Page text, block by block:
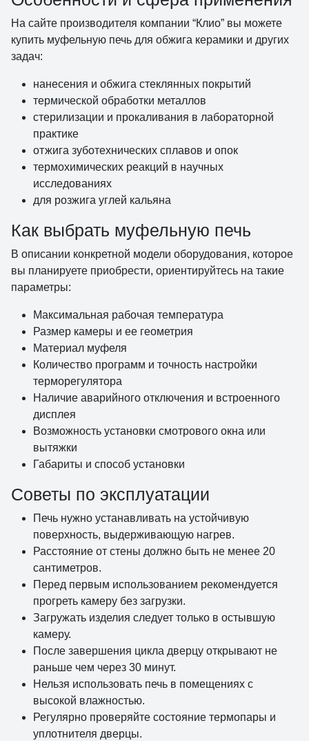
На сайте производителя компании “Клио” вы можете
купить муфельную печь для обжига керамики и других
задач:
нанесения и обжига стеклянных покрытий
термической обработки металлов
стерилизации и прокаливания в лабораторной
практике
отжига зуботехнических сплавов и опок
термохимических реакций в научных
исследованиях
для розжига углей кальяна
Как выбрать муфельную печь
В описании конкретной модели оборудования, которое
вы планируете приобрести, ориентируйтесь на такие
параметры:
Максимальная рабочая температура
Размер камеры и ее геометрия
Материал муфеля
Количество программ и точность настройки
терморегулятора
Наличие аварийного отключения и встроенного
дисплея
Возможность установки смотрового окна или
вытяжки
Габариты и способ установки
Советы по эксплуатации
Печь нужно устанавливать на устойчивую
поверхность, выдерживающую нагрев.
Расстояние от стены должно быть не менее 20
сантиметров.
Перед первым использованием рекомендуется
прогреть камеру без загрузки.
Загружать изделия следует только в остывшую
камеру.
После завершения цикла дверцу открывают не
раньше чем через 30 минут.
Нельзя использовать печь в помещениях с
высокой влажностью.
Регулярно проверяйте состояние термопары и
уплотнителя дверцы.